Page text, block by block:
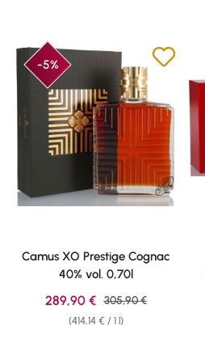
-5%
Camus XO Prestige Cognac
40% vol. 0,70l
(414,14 € / 1 l)
Sale price:
289,90 € Regular price:
305,90 €